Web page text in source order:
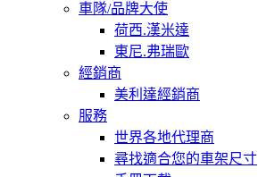
車隊/品牌大使
荷西.漢米達
東尼.弗瑞歐
經銷商
美利達經銷商
服務
世界各地代理商
尋找適合您的車架尺寸